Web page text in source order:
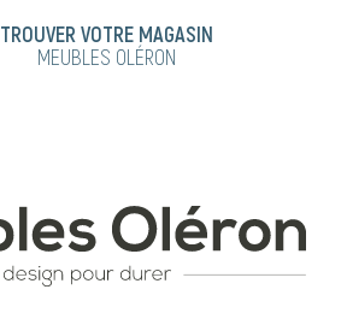
TROUVER VOTRE MAGASIN
MEUBLES OLÉRON